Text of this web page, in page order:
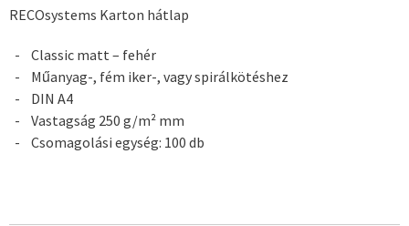
RECOsystems Karton hátlap
Classic matt – fehér
Műanyag-, fém iker-, vagy spirálkötéshez
DIN A4
Vastagság 250 g/m² mm
Csomagolási egység: 100 db